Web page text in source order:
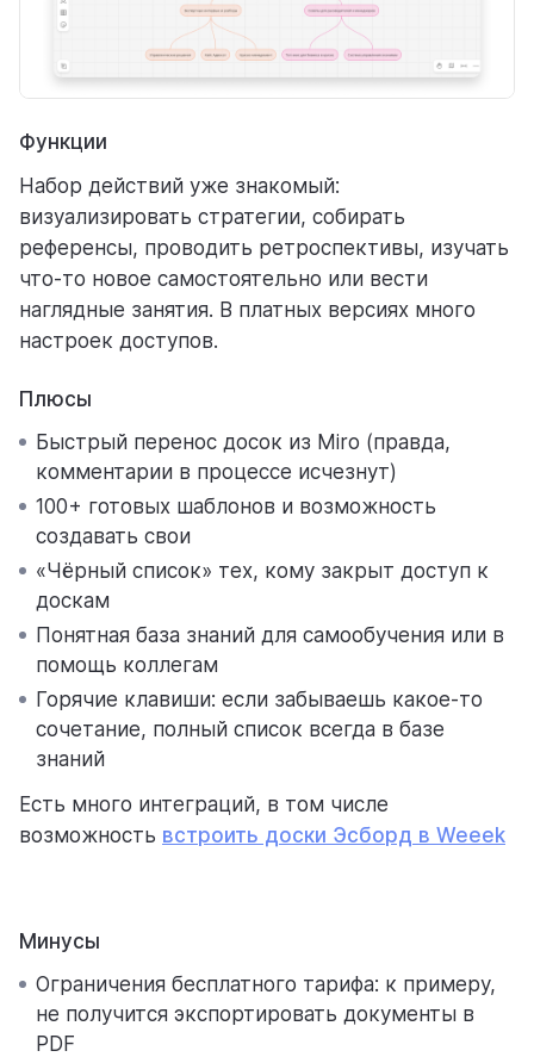
Функции
Набор действий уже знакомый:
визуализировать стратегии, собирать
референсы, проводить ретроспективы, изучать
что-то новое самостоятельно или вести
наглядные занятия. В платных версиях много
настроек доступов.
Плюсы
Быстрый перенос досок из Miro (правда,
комментарии в процессе исчезнут)
100+ готовых шаблонов и возможность
создавать свои
«Чёрный список» тех, кому закрыт доступ к
доскам
Понятная база знаний для самообучения или в
помощь коллегам
Горячие клавиши: если забываешь какое-то
сочетание, полный список всегда в базе
знаний
Есть много интеграций, в том числе
возможность встроить доски Эсборд в Weeek
вовремя
Минусы
Ограничения бесплатного тарифа: к примеру,
не получится экспортировать документы в
PDF